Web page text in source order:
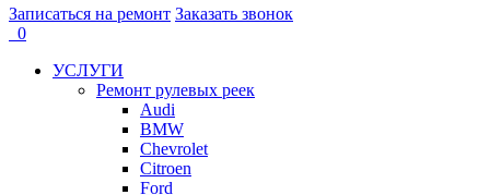
Записаться на ремонт Заказать звонок
0
УСЛУГИ
Ремонт рулевых реек
Audi
BMW
Chevrolet
Citroen
Ford